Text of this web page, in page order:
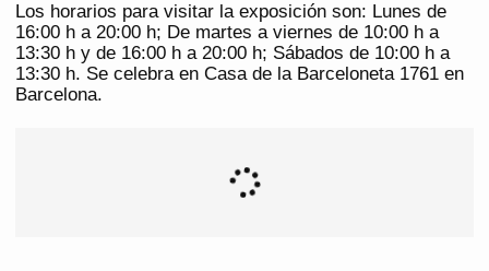
Los horarios para visitar la exposición son: Lunes de
16:00 h a 20:00 h; De martes a viernes de 10:00 h a
13:30 h y de 16:00 h a 20:00 h; Sábados de 10:00 h a
13:30 h. Se celebra en Casa de la Barceloneta 1761 en
Barcelona.